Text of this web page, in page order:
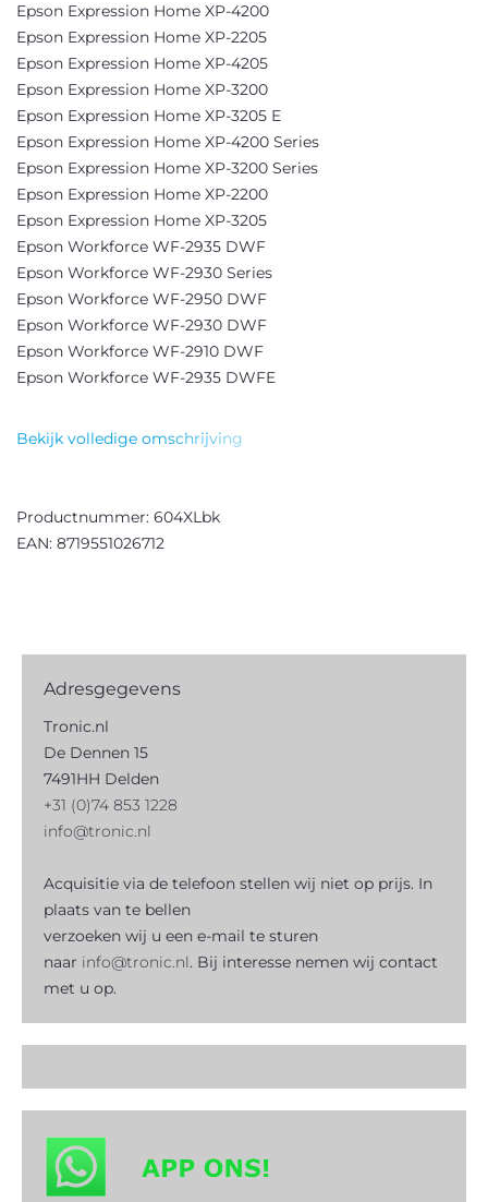
Epson Expression Home XP-4200
Epson Expression Home XP-2205
Epson Expression Home XP-4205
Epson Expression Home XP-3200
Epson Expression Home XP-3205 E
Epson Expression Home XP-4200 Series
Epson Expression Home XP-3200 Series
Epson Expression Home XP-2200
Epson Expression Home XP-3205
Epson Workforce WF-2935 DWF
Epson Workforce WF-2930 Series
Epson Workforce WF-2950 DWF
Epson Workforce WF-2930 DWF
Epson Workforce WF-2910 DWF
Epson Workforce WF-2935 DWFE
Bekijk volledige omschrijving
Productnummer: 604XLbk
EAN: 8719551026712
Adresgegevens
Tronic.nl
De Dennen 15
7491HH Delden
+31 (0)74 853 1228
info@tronic.nl
Acquisitie via de telefoon stellen wij niet op prijs. In
plaats van te bellen
verzoeken wij u een e-mail te sturen
naar info@tronic.nl. Bij interesse nemen wij contact
met u op.